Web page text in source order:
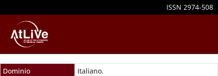
ISSN 2974-508
Dominio
Italiano.